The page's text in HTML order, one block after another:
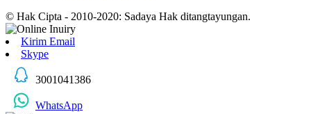
© Hak Cipta - 2010-2020: Sadaya Hak ditangtayungan.
Kirim Email
Skype
3001041386
WhatsApp